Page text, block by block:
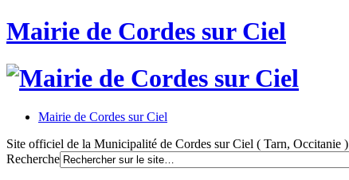
Mairie de Cordes sur Ciel
Mairie de Cordes sur Ciel
Site officiel de la Municipalité de Cordes sur Ciel ( Tarn, Occitanie )
Recherche